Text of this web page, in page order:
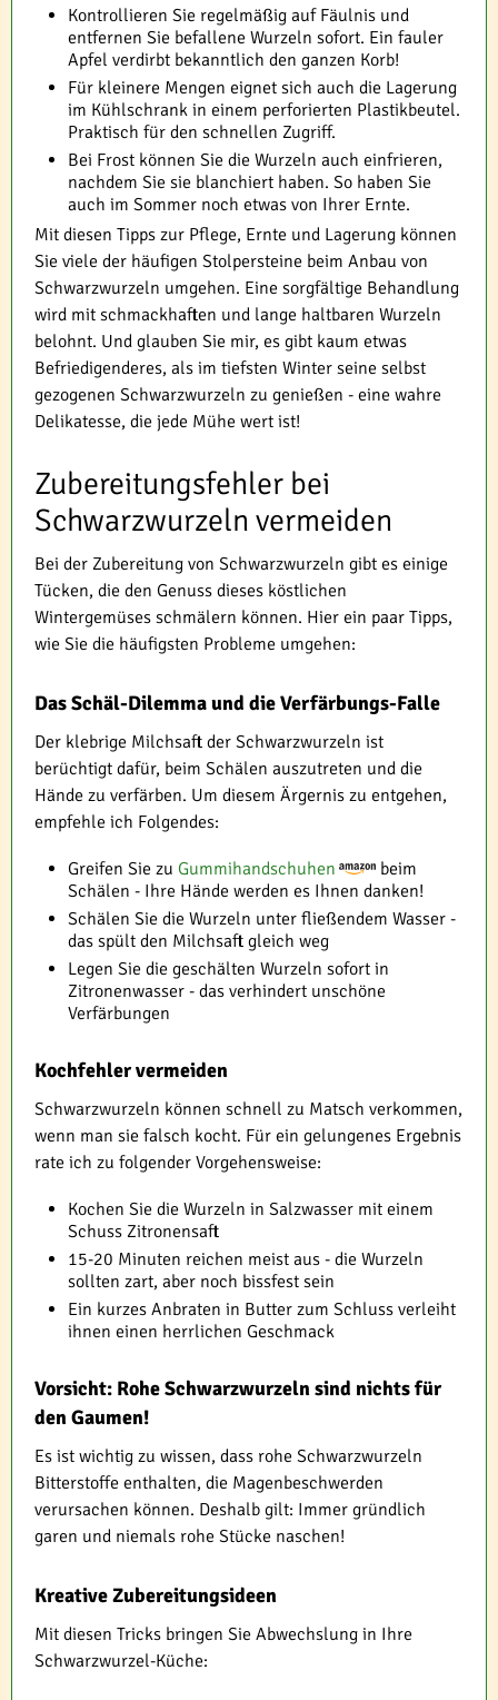
Kontrollieren Sie regelmäßig auf Fäulnis und
entfernen Sie befallene Wurzeln sofort. Ein fauler
Apfel verdirbt bekanntlich den ganzen Korb!
Für kleinere Mengen eignet sich auch die Lagerung
im Kühlschrank in einem perforierten Plastikbeutel.
Praktisch für den schnellen Zugriff.
Bei Frost können Sie die Wurzeln auch einfrieren,
nachdem Sie sie blanchiert haben. So haben Sie
auch im Sommer noch etwas von Ihrer Ernte.
Mit diesen Tipps zur Pflege, Ernte und Lagerung können
Sie viele der häufigen Stolpersteine beim Anbau von
Schwarzwurzeln umgehen. Eine sorgfältige Behandlung
wird mit schmackhaften und lange haltbaren Wurzeln
belohnt. Und glauben Sie mir, es gibt kaum etwas
Befriedigenderes, als im tiefsten Winter seine selbst
gezogenen Schwarzwurzeln zu genießen - eine wahre
Delikatesse, die jede Mühe wert ist!
Zubereitungsfehler bei
Schwarzwurzeln vermeiden
Bei der Zubereitung von Schwarzwurzeln gibt es einige
Tücken, die den Genuss dieses köstlichen
Wintergemüses schmälern können. Hier ein paar Tipps,
wie Sie die häufigsten Probleme umgehen:
Das Schäl-Dilemma und die Verfärbungs-Falle
Der klebrige Milchsaft der Schwarzwurzeln ist
berüchtigt dafür, beim Schälen auszutreten und die
Hände zu verfärben. Um diesem Ärgernis zu entgehen,
empfehle ich Folgendes:
Greifen Sie zu Gummihandschuhen
beim
Schälen - Ihre Hände werden es Ihnen danken!
Schälen Sie die Wurzeln unter fließendem Wasser -
das spült den Milchsaft gleich weg
Legen Sie die geschälten Wurzeln sofort in
Zitronenwasser - das verhindert unschöne
Verfärbungen
Kochfehler vermeiden
Schwarzwurzeln können schnell zu Matsch verkommen,
wenn man sie falsch kocht. Für ein gelungenes Ergebnis
rate ich zu folgender Vorgehensweise:
Kochen Sie die Wurzeln in Salzwasser mit einem
Schuss Zitronensaft
15-20 Minuten reichen meist aus - die Wurzeln
sollten zart, aber noch bissfest sein
Ein kurzes Anbraten in Butter zum Schluss verleiht
ihnen einen herrlichen Geschmack
Vorsicht: Rohe Schwarzwurzeln sind nichts für
den Gaumen!
Es ist wichtig zu wissen, dass rohe Schwarzwurzeln
Bitterstoffe enthalten, die Magenbeschwerden
verursachen können. Deshalb gilt: Immer gründlich
garen und niemals rohe Stücke naschen!
Kreative Zubereitungsideen
Mit diesen Tricks bringen Sie Abwechslung in Ihre
Schwarzwurzel-Küche: